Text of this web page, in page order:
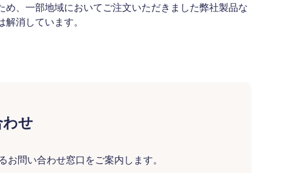
、一部地域においてご注文いただきました弊社製品な
消しています。
せ
問い合わせ窓口をご案内します。